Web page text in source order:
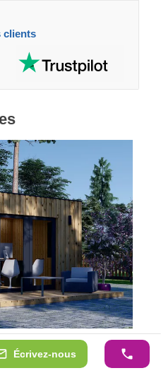
clients
Écrivez-nous
(Isolé RE2020, SIPS),